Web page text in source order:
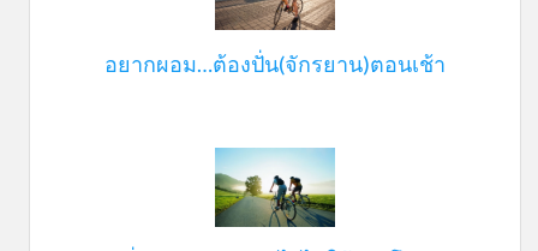
อยากผอม…ต้องปั่น(จักรยาน)ตอนเช้า